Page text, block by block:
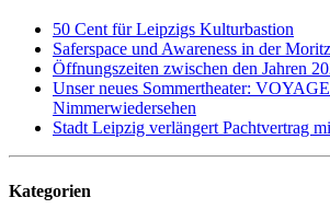
50 Cent für Leipzigs Kulturbastion
Saferspace und Awareness in der
Öffnungszeiten zwischen den Jahren
Unser neues Sommertheater:
Nimmerwiedersehen
Stadt Leipzig verlängert Pachtvertrag
Kategorien